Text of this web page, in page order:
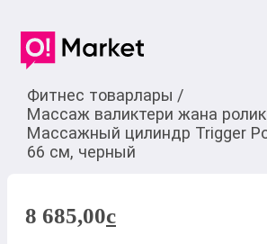
Фитнес товарлары /
Массаж валиктери жана
Массажный цилиндр Trigger
66 см, черный
8 685,00c